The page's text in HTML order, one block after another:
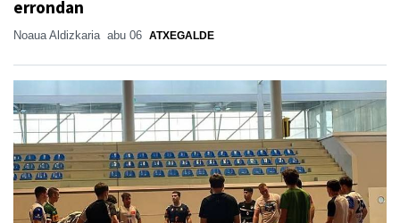
errondan
Noaua Aldizkaria abu 06 ATXEGALDE